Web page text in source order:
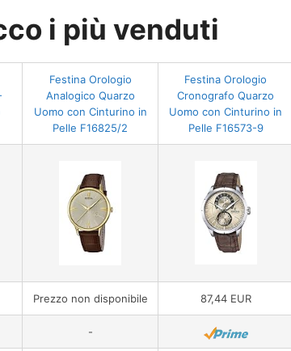
i più venduti
Festina Orologio
Analogico Quarzo
Uomo con Cinturino in
Pelle F16825/2
Festina Orologio
Cronografo Quarzo
Uomo con Cinturino in
Pelle F16573-9
Prezzo non disponibile 87,44 EUR
-